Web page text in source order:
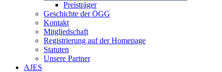
Preisträger
Geschichte der ÖGG
Kontakt
Mitgliedschaft
Registrierung auf der Homepage
Statuten
Unsere Partner
AJES